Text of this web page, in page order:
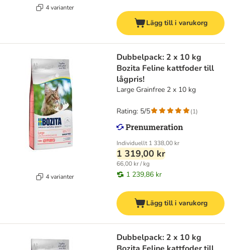
4 varianter
Lägg till i varukorg
4 varianter
Dubbelpack: 2 x 10 kg
Bozita Feline kattfoder till
lågpris!
Large Grainfree 2 x 10 kg
Individuellt 1 338,00 kr
1 319,00 kr
66,00 kr / kg
1 239,86 kr
Rating: 5/5 (1)
Lägg till i varukorg
Dubbelpack: 2 x 10 kg